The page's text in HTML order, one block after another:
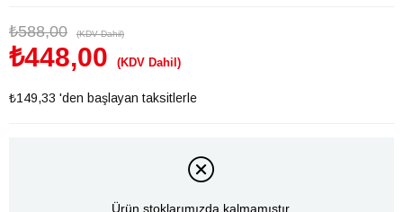
₺588,00 (KDV Dahil)
₺448,00 (KDV Dahil)
₺149,33 'den başlayan taksitlerle
Ürün stoklarımızda kalmamıştır.